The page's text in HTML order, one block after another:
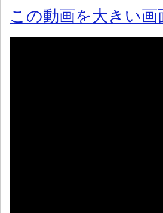
この動画を大きい画